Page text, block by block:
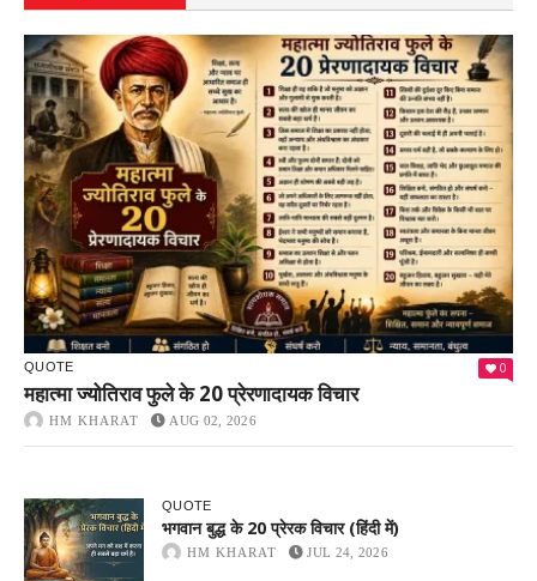
QUOTE 0
महात्मा ज्योतिराव फुले के 20 प्रेरणादायक विचार
HM KHARAT AUG 02, 2026
QUOTE
भगवान बुद्ध के 20 प्रेरक विचार (हिंदी में)
HM KHARAT JUL 24, 2026